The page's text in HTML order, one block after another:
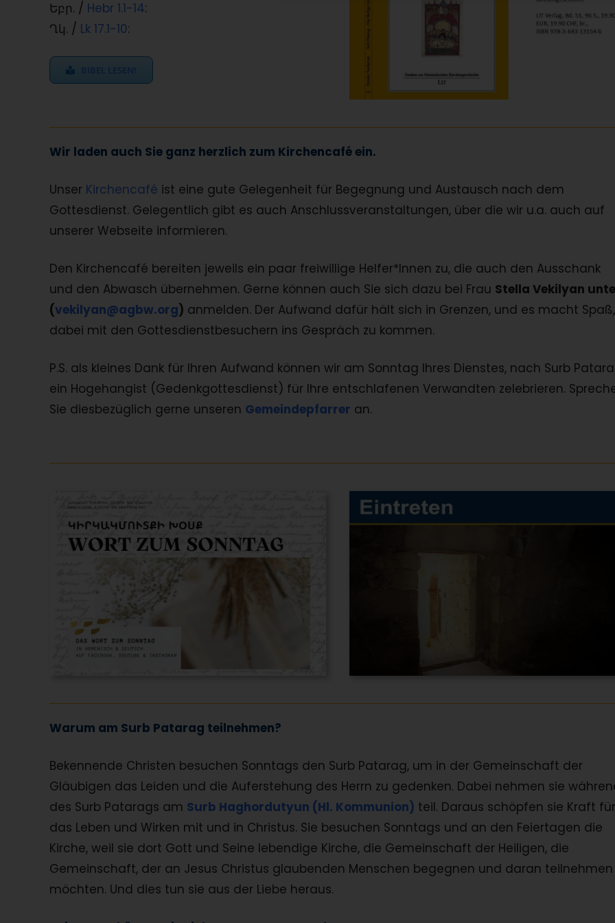
Եբր. / Hebr 1.1-14:
Ղկ. / Lk 17.1-10:
Wir laden auch Sie ganz herzlich zum Kirchencafé ein.
Unser Kirchencafé ist eine gute Gelegenheit für Begegnung und Austausch nach dem
Gottesdienst. Gelegentlich gibt es auch Anschlussveranstaltungen, über die wir u.a. auch auf
unserer Webseite informieren.
Den Kirchencafé bereiten jeweils ein paar freiwillige Helfer*Innen zu, die auch den Ausschank
und den Abwasch übernehmen. Gerne können auch Sie sich dazu bei Frau Stella Vekilyan
(vekilyan@agbw.org) anmelden. Der Aufwand dafür hält sich in Grenzen, und es macht Spaß,
dabei mit den Gottesdienstbesuchern ins Gespräch zu kommen.
P.S. als kleines Dank für Ihren Aufwand können wir am Sonntag Ihres Dienstes, nach Surb
ein Hogehangist (Gedenkgottesdienst) für Ihre entschlafenen Verwandten zelebrieren.
Sie diesbezüglich gerne unseren Gemeindepfarrer an.
Warum am Surb Patarag teilnehmen?
Bekennende Christen besuchen Sonntags den Surb Patarag, um in der Gemeinschaft der
Gläubigen das Leiden und die Auferstehung des Herrn zu gedenken. Dabei nehmen sie
des Surb Patarags am Surb Haghordutyun (Hl. Kommunion) teil. Daraus schöpfen sie Kraft für
das Leben und Wirken mit und in Christus. Sie besuchen Sonntags und an den Feiertagen die
Kirche, weil sie dort Gott und Seine lebendige Kirche, die Gemeinschaft der Heiligen, die
Gemeinschaft, der an Jesus Christus glaubenden Menschen begegnen und daran teilnehmen
möchten. Und dies tun sie aus der Liebe heraus.